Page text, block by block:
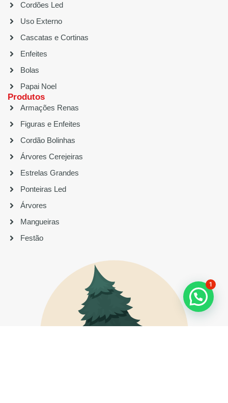
Cordões Led
Uso Externo
Cascatas e Cortinas
Enfeites
Bolas
Papai Noel
Produtos
Armações Renas
Figuras e Enfeites
Cordão Bolinhas
Árvores Cerejeiras
Estrelas Grandes
Ponteiras Led
Árvores
Mangueiras
Festão
1